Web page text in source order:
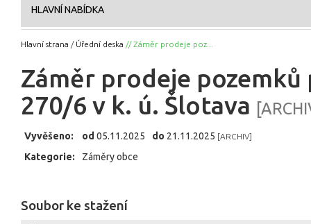
HLAVNÍ NABÍDKA
Hlavní strana / Úřední deska // Záměr prodeje poz...
Záměr prodeje pozemků
270/6 v k. ú. Šlotava
Vyvěšeno: od 05.11.2025 do 21.11.2025 [ARCHIV]
Kategorie: Záměry obce
Soubor ke stažení